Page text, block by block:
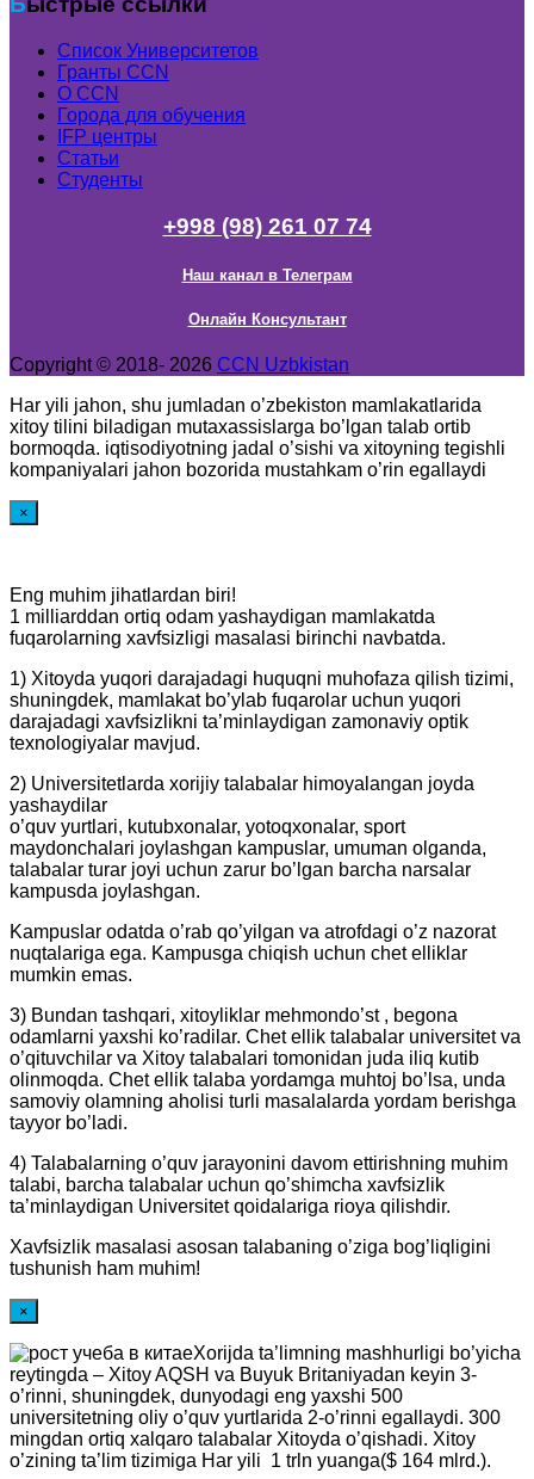
Список Университетов
Гранты ССN
О ССN
Города для обучения
IFP центры
Статьи
Студенты
+998 (98) 261 07 74
Наш канал в Телеграм
Онлайн Консультант
Copyright © 2018- 2026 CCN Uzbkistan
Har yili jahon, shu jumladan o’zbekiston mamlakatlarida
xitoy tilini biladigan mutaxassislarga bo’lgan talab ortib
bormoqda. iqtisodiyotning jadal o’sishi va xitoyning tegishli
kompaniyalari jahon bozorida mustahkam o’rin egallaydi
×
Eng muhim jihatlardan biri!
1 milliarddan ortiq odam yashaydigan mamlakatda
fuqarolarning xavfsizligi masalasi birinchi navbatda.
1) Xitoyda yuqori darajadagi huquqni muhofaza qilish tizimi,
shuningdek, mamlakat bo’ylab fuqarolar uchun yuqori
darajadagi xavfsizlikni ta’minlaydigan zamonaviy optik
texnologiyalar mavjud.
2) Universitetlarda xorijiy talabalar himoyalangan joyda
yashaydilar
o’quv yurtlari, kutubxonalar, yotoqxonalar, sport
maydonchalari joylashgan kampuslar, umuman olganda,
talabalar turar joyi uchun zarur bo’lgan barcha narsalar
kampusda joylashgan.
Kampuslar odatda o’rab qo’yilgan va atrofdagi o’z nazorat
nuqtalariga ega. Kampusga chiqish uchun chet elliklar
mumkin emas.
3) Bundan tashqari, xitoyliklar mehmondo’st , begona
odamlarni yaxshi ko’radilar. Chet ellik talabalar universitet va
o’qituvchilar va Xitoy talabalari tomonidan juda iliq kutib
olinmoqda. Chet ellik talaba yordamga muhtoj bo’lsa, unda
samoviy olamning aholisi turli masalalarda yordam berishga
tayyor bo’ladi.
4) Talabalarning o’quv jarayonini davom ettirishning muhim
talabi, barcha talabalar uchun qo’shimcha xavfsizlik
ta’minlaydigan Universitet qoidalariga rioya qilishdir.
Xavfsizlik masalasi asosan talabaning o’ziga bog’liqligini
tushunish ham muhim!
×
Xorijda ta’limning mashhurligi bo’yicha
reytingda – Xitoy AQSH va Buyuk Britaniyadan keyin 3-
o’rinni, shuningdek, dunyodagi eng yaxshi 500
universitetning oliy o’quv yurtlarida 2-o’rinni egallaydi. 300
mingdan ortiq xalqaro talabalar Xitoyda o’qishadi. Xitoy
o’zining ta’lim tizimiga Har yili 1 trln yuanga($ 164 mlrd.).